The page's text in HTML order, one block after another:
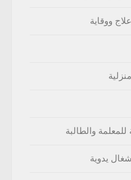
ووقاية
للمعلمة والطالبة
يدوية